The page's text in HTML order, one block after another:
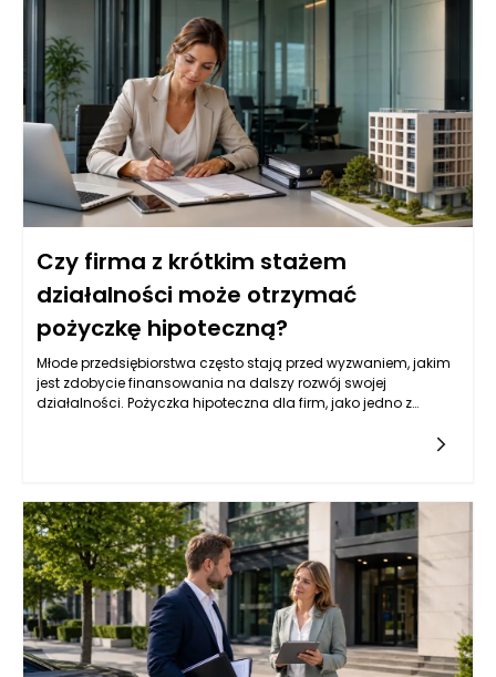
Czy firma z krótkim stażem
działalności może otrzymać
pożyczkę hipoteczną?
Młode przedsiębiorstwa często stają przed wyzwaniem, jakim
jest zdobycie finansowania na dalszy rozwój swojej
działalności. Pożyczka hipoteczna dla firm, jako jedno z
powinni zatem zrozumieć, jakie czynniki wpływają na decyzję
banków i instytucji pożyczkowych w kontekście udzielania
pożyczek hipotecznych.